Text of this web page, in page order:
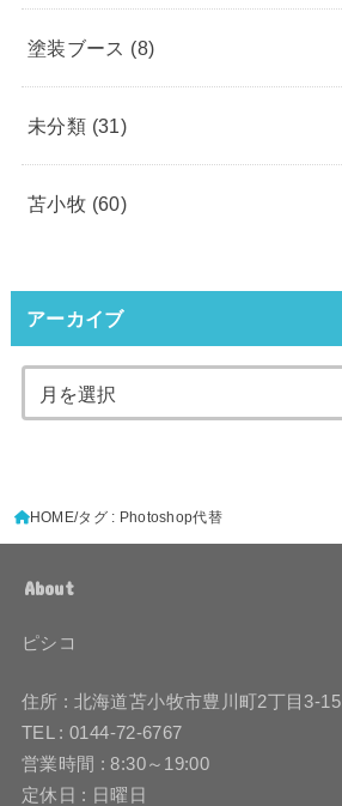
塗装ブース (8)
未分類 (31)
苫小牧 (60)
アーカイブ
HOME タグ : Photoshop代替
About
ピシコ
住所 : 北海道苫小牧市豊川町2丁目3-15
TEL : 0144-72-6767
営業時間 : 8:30～19:00
定休日 : 日曜日